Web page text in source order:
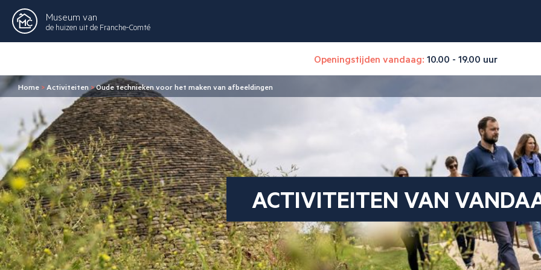
Museum van
de huizen uit de Franche-Comté
Openingstijden vandaag: 10.00 - 19.00 uur
Home > Activiteiten >Oude technieken voor het maken van afbeeldingen
ACTIVITEITEN VAN